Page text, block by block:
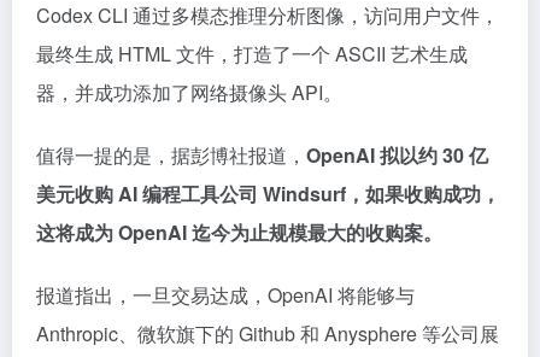
Codex CLI 通过多模态推理分析图像，访问用户文件，
最终生成 HTML 文件，打造了一个 ASCII 艺术生成
器，并成功添加了网络摄像头 API。
值得一提的是，据彭博社报道， OpenAI 拟以约 30 亿
美元收购 AI 编程工具公司 Windsurf，如果收购成功，
这将成为 OpenAI 迄今为止规模最大的收购案。
报道指出，一旦交易达成，OpenAI 将能够与
Anthropic、微软旗下的 Github 和 Anysphere 等公司展